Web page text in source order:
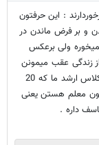
: این حرفتون
و بر فرض ماندن در
ولی برعکس
کنکور قبول شدن چه خوب وگرنه 18 ماه از زندگی عقب میمونن
و بعد خدمت میلی برای ادامه تحصیل ندارن ... در یه کلاس ارشد ما که 20
5 تا آقا هستن که 3 تا از آقایون معلم هستن یعنی